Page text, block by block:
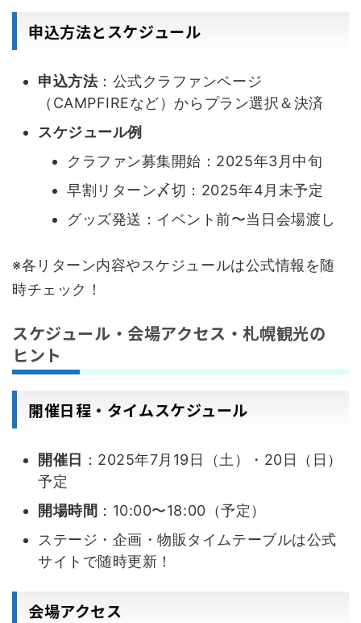
申込方法とスケジュール
申込方法：公式クラファンページ
（CAMPFIREなど）からプラン選択＆決済
スケジュール例
クラファン募集開始：2025年3月中旬
早割リターン〆切：2025年4月末予定
グッズ発送：イベント前〜当日会場渡し
※各リターン内容やスケジュールは公式情報を随
時チェック！
スケジュール・会場アクセス・札幌観光の
ヒント
開催日程・タイムスケジュール
開催日
：2025年7月19日（土）・20日（日）
予定
開場時間 ：10:00〜18:00（予定）
ステージ・企画・物販タイムテーブルは公式
サイトで随時更新！
会場アクセス